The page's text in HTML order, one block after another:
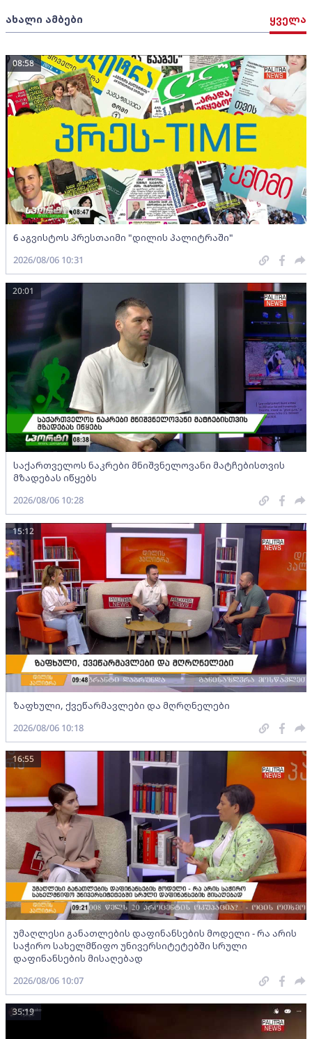
ახალი ამბები ყველა
6 აგვისტოს პრესთაიმი "დილის პალიტრაში"
08:58
2026/08/06 10:31
საქართველოს ნაკრები მნიშვნელოვანი მატჩებისთვის
მზადებას იწყებს
20:01
2026/08/06 10:28
ზაფხული, ქვეწარმავლები და მღრღნელები
15:12
2026/08/06 10:18
უმაღლესი განათლების დაფინანსების მოდელი - რა არის
საჭირო სახელმწიფო უნივერსიტეტებში სრული
დაფინანსების მისაღებად
16:55
2026/08/06 10:07
35:19